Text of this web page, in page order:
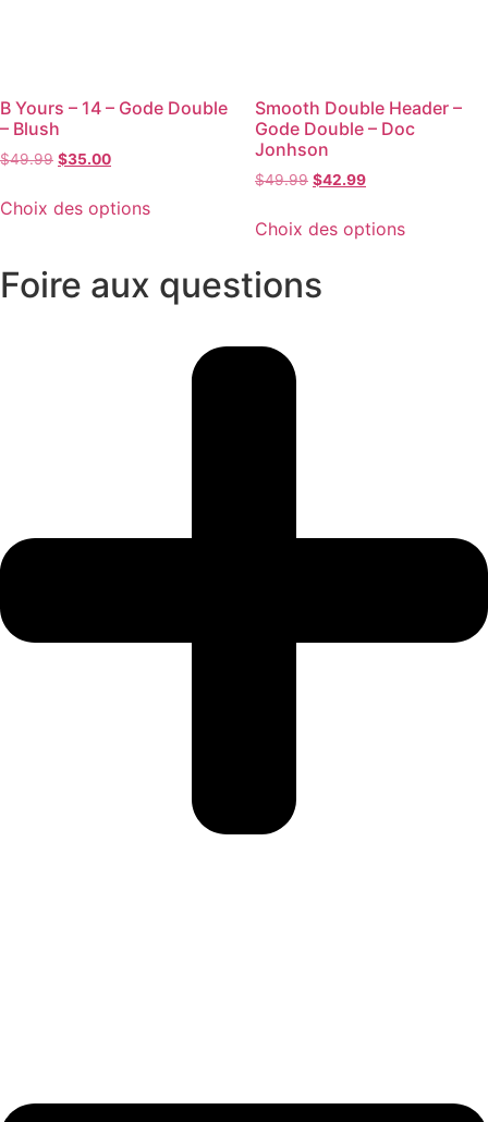
B Yours – 14 – Gode Double
– Blush
$49.99 $35.00
Choix des options
Smooth Double Header –
Gode Double – Doc
Jonhson
$49.99 $42.99
Choix des options
Foire aux questions